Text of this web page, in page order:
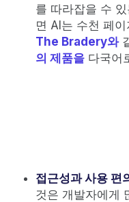
를 따라잡을 수
면 AI는 수천 페
The Bradery와
의 제품을 다국어
접근성과 사용 편
것은 개발자에게